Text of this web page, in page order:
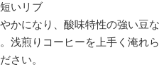
いリブ
かになり、酸味特性の強い豆
浅煎りコーヒーを上手く淹れ
さい。